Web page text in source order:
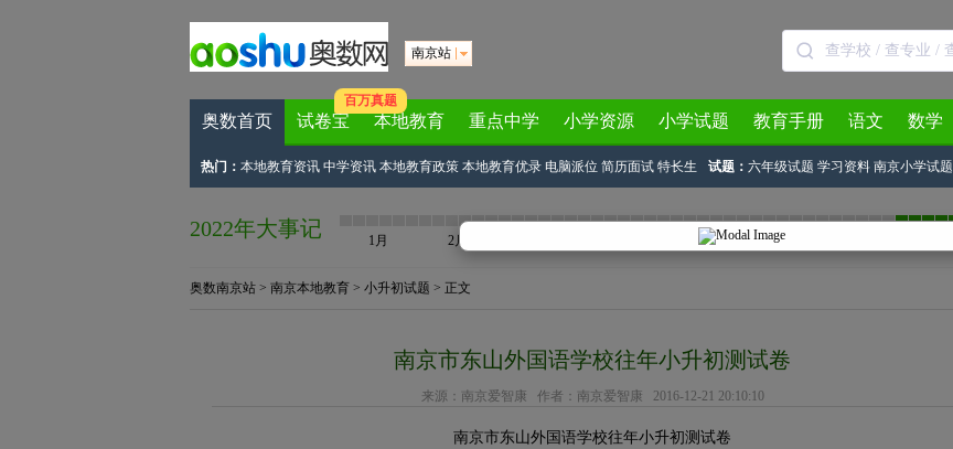
南京站
奥数首页 试卷宝
百万真题
本地教育 重点中学 小学资源 小学试题 教育手册 语文 数学
热门： 本地教育资讯 中学资讯 本地教育政策 本地教育优录 电脑派位 简历面试 特长生 试题： 六年级试题 学习资料 南京小学试题
2022年大事记 1月 2月 5月 6月
奥数南京站 > 南京本地教育 > 小升初试题 > 正文
南京市东山外国语学校往年小升初测试卷
来源： 南京爱智康 作者：南京爱智康 2016-12-21 20:10:10
南京市东山外国语学校往年小升初测试卷